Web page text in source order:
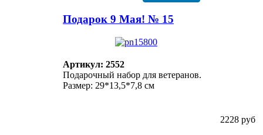
Подарок 9 Мая! № 15
Артикул: 2552
Подарочный набор для ветеранов.
Размер: 29*13,5*7,8 см
2228 руб